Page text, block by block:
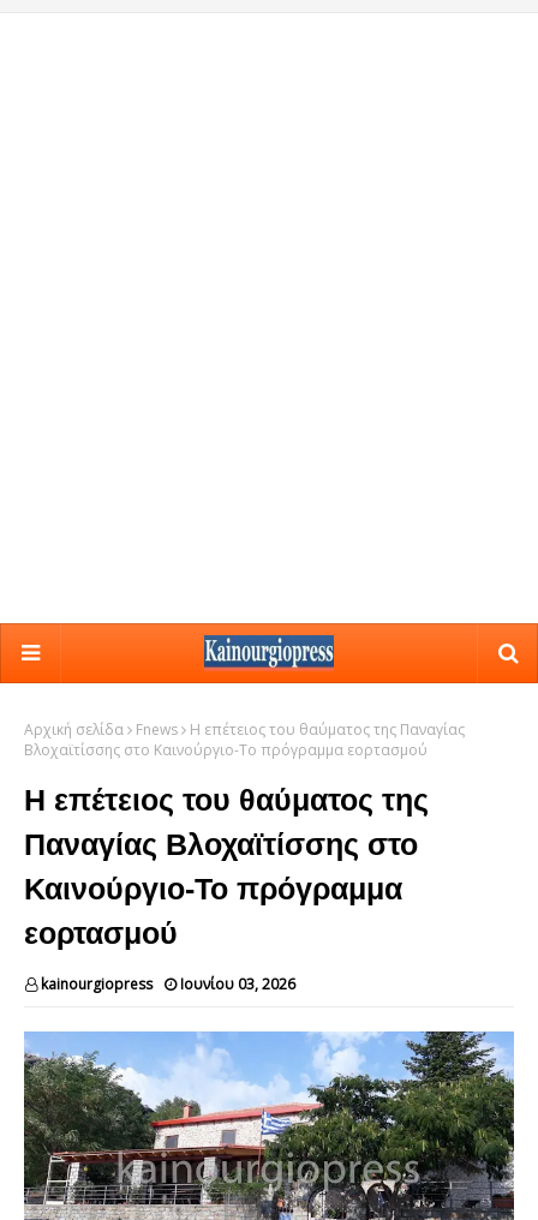
Αρχική σελίδα Fnews
Η επέτειος του θαύματος της Παναγίας
Βλοχαϊτίσσης στο Καινούργιο-Το πρόγραμμα εορτασμού
Η επέτειος του θαύματος της
Παναγίας Βλοχαϊτίσσης στο
Καινούργιο-Το πρόγραμμα
εορτασμού
kainourgiopress Ιουνίου 03, 2026